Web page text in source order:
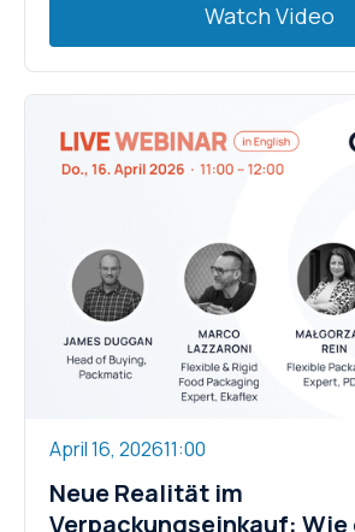
Watch Video
April 16, 202611:00
Neue Realität im
Verpackungseinkauf: